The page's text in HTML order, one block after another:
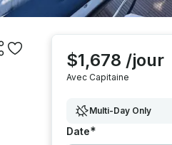
$1,678 /jour
Avec Capitaine
Multi-Day Only
Date*